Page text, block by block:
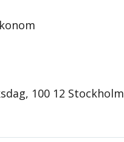
100 12 Stockholm